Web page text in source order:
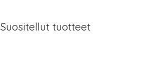
Suositellut tuotteet